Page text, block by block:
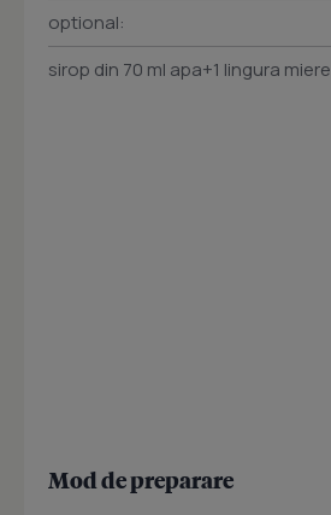
optional:
sirop din 70 ml apa+1 lingura miere
Mod de preparare